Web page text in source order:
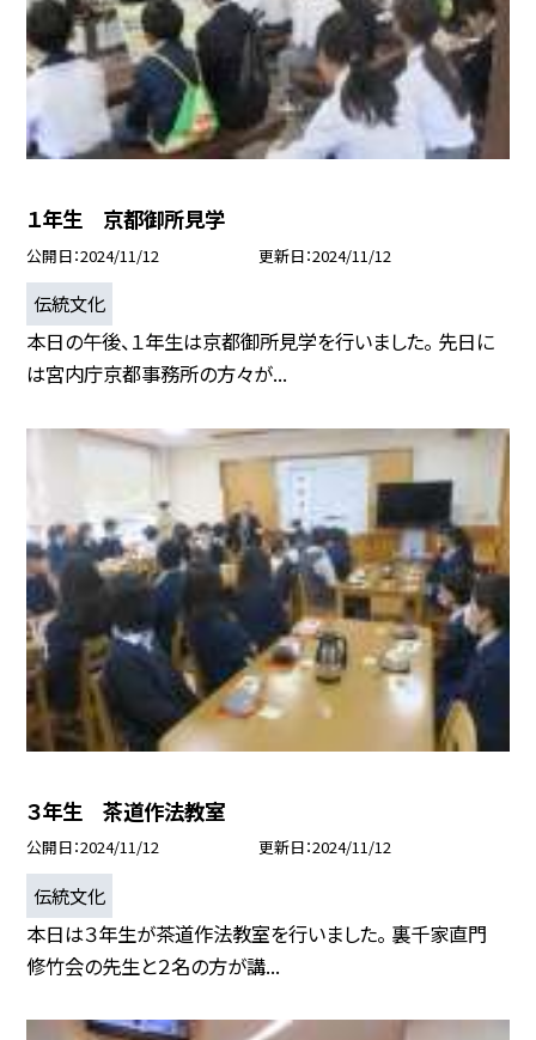
１年生 京都御所見学
公開日 2024/11/12 更新日 2024/11/12
伝統文化
本日の午後、１年生は京都御所見学を行いました。 先日に
は宮内庁京都事務所の方々が...
３年生 茶道作法教室
公開日 2024/11/12 更新日 2024/11/12
伝統文化
本日は３年生が茶道作法教室を行いました。 裏千家直門
修竹会の先生と２名の方が講...